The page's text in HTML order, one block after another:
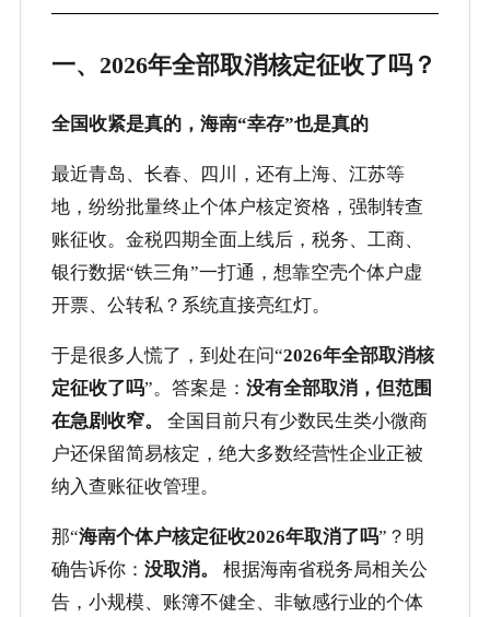
一、2026年全部取消核定征收了吗？
全国收紧是真的，海南“幸存”也是真的
最近青岛、长春、四川，还有上海、江苏等
地，纷纷批量终止个体户核定资格，强制转查
账征收。金税四期全面上线后，税务、工商、
银行数据“铁三角”一打通，想靠空壳个体户虚
开票、公转私？系统直接亮红灯。
于是很多人慌了，到处在问“2026年全部取消核
定征收了吗”。答案是： 没有全部取消，但范围
在急剧收窄。
全国目前只有少数民生类小微商
户还保留简易核定，绝大多数经营性企业正被
纳入查账征收管理。
那“海南个体户核定征收2026年取消了吗”？明
确告诉你： 没取消。
根据海南省税务局相关公
告，小规模、账簿不健全、非敏感行业的个体